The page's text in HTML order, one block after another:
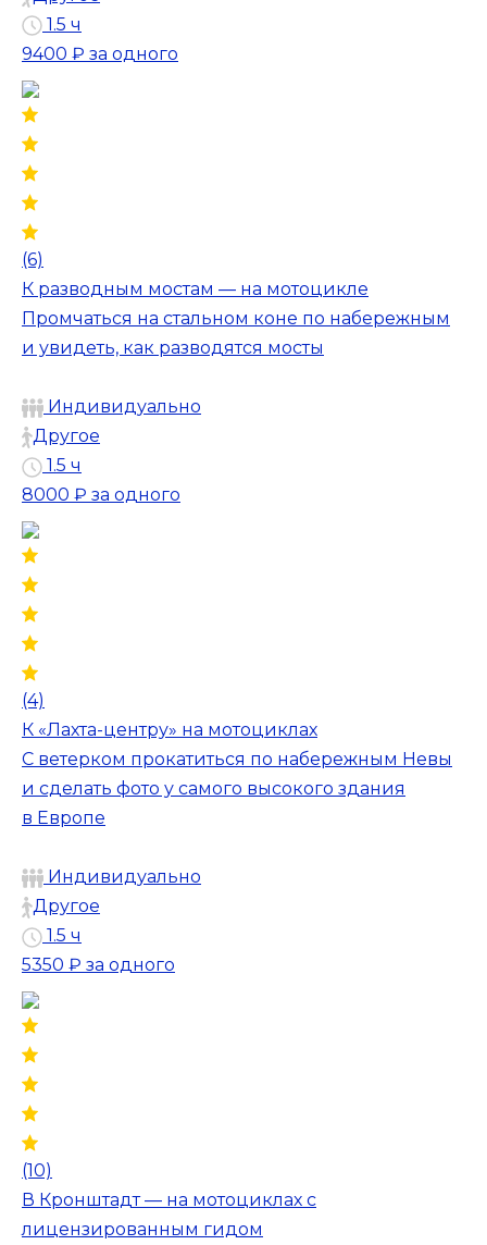
1.5 ч
9400 ₽ за одного
(6)
К разводным мостам — на мотоцикле
Промчаться на стальном коне по набережным
и увидеть, как разводятся мосты
Индивидуально
Другое
1.5 ч
8000 ₽ за одного
(4)
К «Лахта-центру» на мотоциклах
С ветерком прокатиться по набережным Невы
и сделать фото у самого высокого здания
в Европе
Индивидуально
Другое
1.5 ч
5350 ₽ за одного
(10)
В Кронштадт — на мотоциклах с
лицензированным гидом